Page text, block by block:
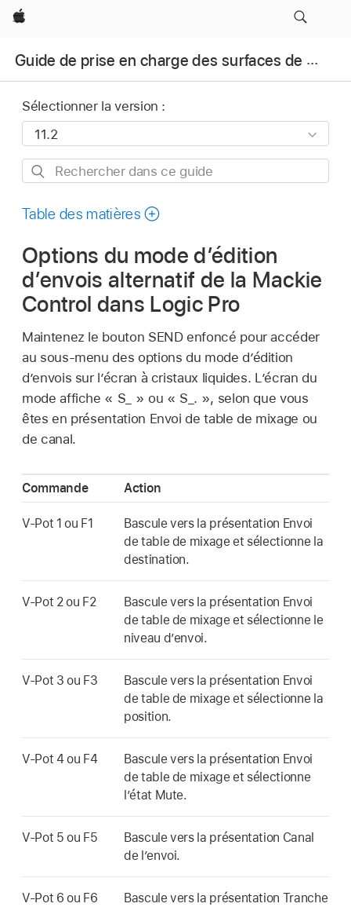
Apple
Guide de prise en charge des surfaces de contrôle pour Logic Pro
Sélectionner la version :
Rechercher
ce
Table des matières
Options du mode d’édition
d’envois alternatif de la Mackie
Control dans Logic Pro
Maintenez le bouton SEND enfoncé pour accéder
au sous-menu des options du mode d’édition
d’envois sur l’écran à cristaux liquides. L’écran du
mode affiche « S_ » ou « S_. », selon que vous
êtes en présentation Envoi de table de mixage ou
de canal.
Commande Action
V-Pot 1 ou F1
Bascule vers la présentation Envoi
de table de mixage et sélectionne la
destination.
V-Pot 2 ou F2
Bascule vers la présentation Envoi
de table de mixage et sélectionne le
niveau d’envoi.
V-Pot 3 ou F3
Bascule vers la présentation Envoi
de table de mixage et sélectionne la
position.
V-Pot 4 ou F4
Bascule vers la présentation Envoi
de table de mixage et sélectionne
l’état Mute.
V-Pot 5 ou F5
Bascule vers la présentation Canal
de l’envoi.
V-Pot 6 ou F6
Bascule vers la présentation Tranche